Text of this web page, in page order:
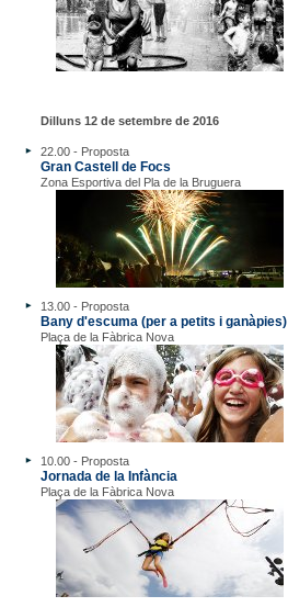
Dilluns 12 de setembre de 2016
22.00 - Proposta
Gran Castell de Focs
Zona Esportiva del Pla de la Bruguera
13.00 - Proposta
Bany d'escuma (per a petits i ganàpies)
Plaça de la Fàbrica Nova
10.00 - Proposta
Jornada de la Infància
Plaça de la Fàbrica Nova